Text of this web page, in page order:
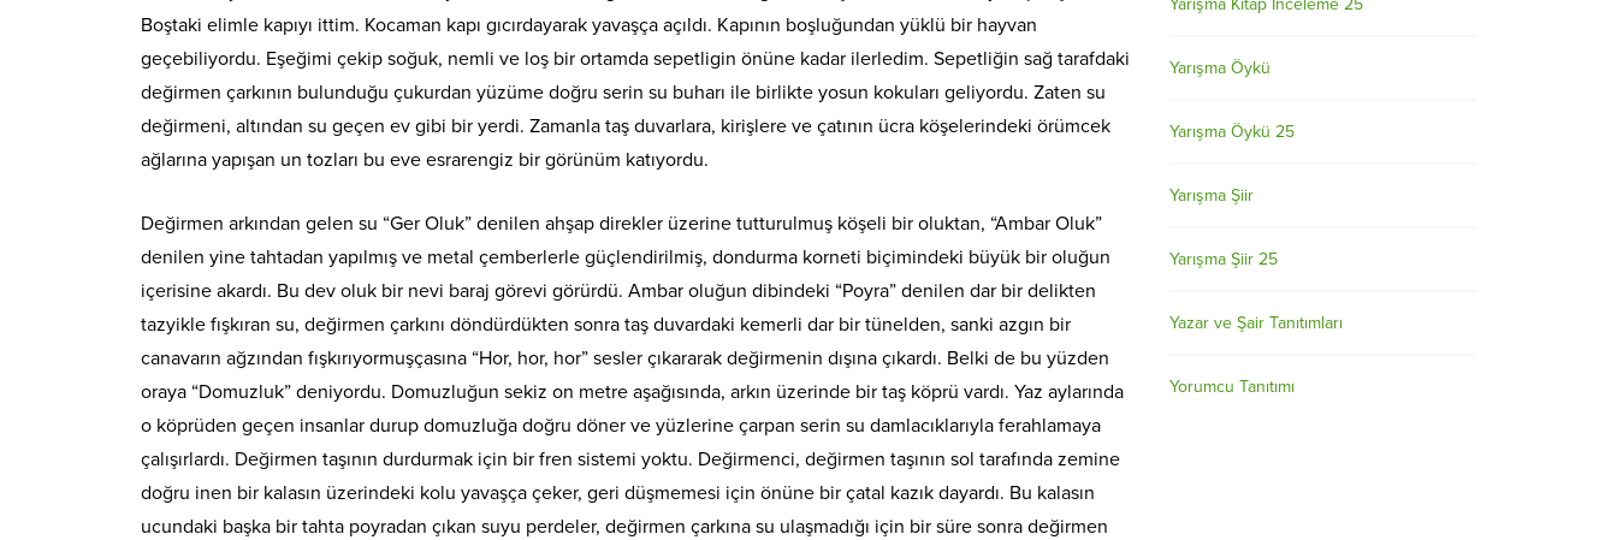
Boştaki elimle kapıyı ittim. Kocaman kapı gıcırdayarak yavaşça açıldı. Kapının boşluğundan yüklü bir hayvan
geçebiliyordu. Eşeğimi çekip soğuk, nemli ve loş bir ortamda sepetligin önüne kadar ilerledim. Sepetliğin sağ tarafdaki
değirmen çarkının bulunduğu çukurdan yüzüme doğru serin su buharı ile birlikte yosun kokuları geliyordu. Zaten su
değirmeni, altından su geçen ev gibi bir yerdi. Zamanla taş duvarlara, kirişlere ve çatının ücra köşelerindeki örümcek
ağlarına yapışan un tozları bu eve esrarengiz bir görünüm katıyordu.
Değirmen arkından gelen su “Ger Oluk” denilen ahşap direkler üzerine tutturulmuş köşeli bir oluktan, “Ambar Oluk”
denilen yine tahtadan yapılmış ve metal çemberlerle güçlendirilmiş, dondurma korneti biçimindeki büyük bir oluğun
içerisine akardı. Bu dev oluk bir nevi baraj görevi görürdü. Ambar oluğun dibindeki “Poyra” denilen dar bir delikten
tazyikle fışkıran su, değirmen çarkını döndürdükten sonra taş duvardaki kemerli dar bir tünelden, sanki azgın bir
canavarın ağzından fışkırıyormuşçasına “Hor, hor, hor” sesler çıkararak değirmenin dışına çıkardı. Belki de bu yüzden
oraya “Domuzluk” deniyordu. Domuzluğun sekiz on metre aşağısında, arkın üzerinde bir taş köprü vardı. Yaz aylarında
o köprüden geçen insanlar durup domuzluğa doğru döner ve yüzlerine çarpan serin su damlacıklarıyla ferahlamaya
çalışırlardı. Değirmen taşının durdurmak için bir fren sistemi yoktu. Değirmenci, değirmen taşının sol tarafında zemine
doğru inen bir kalasın üzerindeki kolu yavaşça çeker, geri düşmemesi için önüne bir çatal kazık dayardı. Bu kalasın
ucundaki başka bir tahta poyradan çıkan suyu perdeler, değirmen çarkına su ulaşmadığı için bir süre sonra değirmen
Yarışma Kitap İnceleme 25
Yarışma Öykü
Yarışma Öykü 25
Yarışma Şiir
Yarışma Şiir 25
Yazar ve Şair Tanıtımları
Yorumcu Tanıtımı